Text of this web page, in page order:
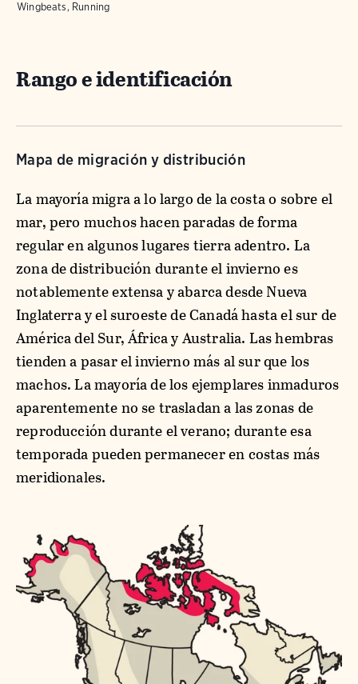
Wingbeats, Running
Rango e identificación
Mapa de migración y distribución
La mayoría migra a lo largo de la costa o sobre el
mar, pero muchos hacen paradas de forma
regular en algunos lugares tierra adentro. La
zona de distribución durante el invierno es
notablemente extensa y abarca desde Nueva
Inglaterra y el suroeste de Canadá hasta el sur de
América del Sur, África y Australia. Las hembras
tienden a pasar el invierno más al sur que los
machos. La mayoría de los ejemplares inmaduros
aparentemente no se trasladan a las zonas de
reproducción durante el verano; durante esa
temporada pueden permanecer en costas más
meridionales.